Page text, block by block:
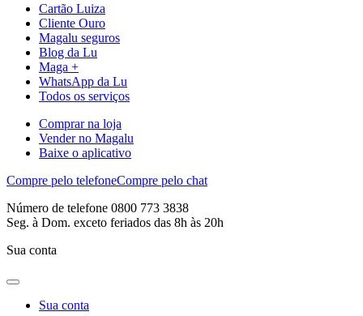
Cartão Luiza
Cliente Ouro
Magalu seguros
Blog da Lu
Maga +
WhatsApp da Lu
Todos os serviços
Comprar na loja
Vender no Magalu
Baixe o aplicativo
Compre pelo telefoneCompre pelo chat
Número de telefone 0800 773 3838
Seg. à Dom. exceto feriados das 8h às 20h
Sua conta
Sua conta